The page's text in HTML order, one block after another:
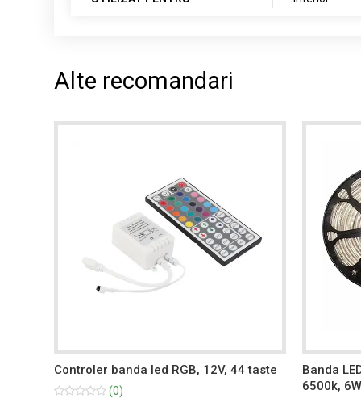
Alte recomandari
Controler banda led RGB, 12V, 44 taste
(0)
Banda
6500k,